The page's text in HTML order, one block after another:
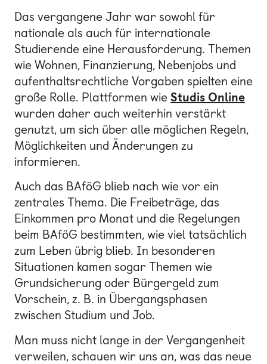
Das vergangene Jahr war sowohl für
nationale als auch für internationale
Studierende eine Herausforderung. Themen
wie Wohnen, Finanzierung, Nebenjobs und
aufenthaltsrechtliche Vorgaben spielten eine
große Rolle. Plattformen wie Studis Online
wurden daher auch weiterhin verstärkt
genutzt, um sich über alle möglichen Regeln,
Möglichkeiten und Änderungen zu
informieren.
Auch das BAföG blieb nach wie vor ein
zentrales Thema. Die Freibeträge, das
Einkommen pro Monat und die Regelungen
beim BAföG bestimmten, wie viel tatsächlich
zum Leben übrig blieb. In besonderen
Situationen kamen sogar Themen wie
Grundsicherung oder Bürgergeld zum
Vorschein, z. B. in Übergangsphasen
zwischen Studium und Job.
Man muss nicht lange in der Vergangenheit
verweilen, schauen wir uns an, was das neue